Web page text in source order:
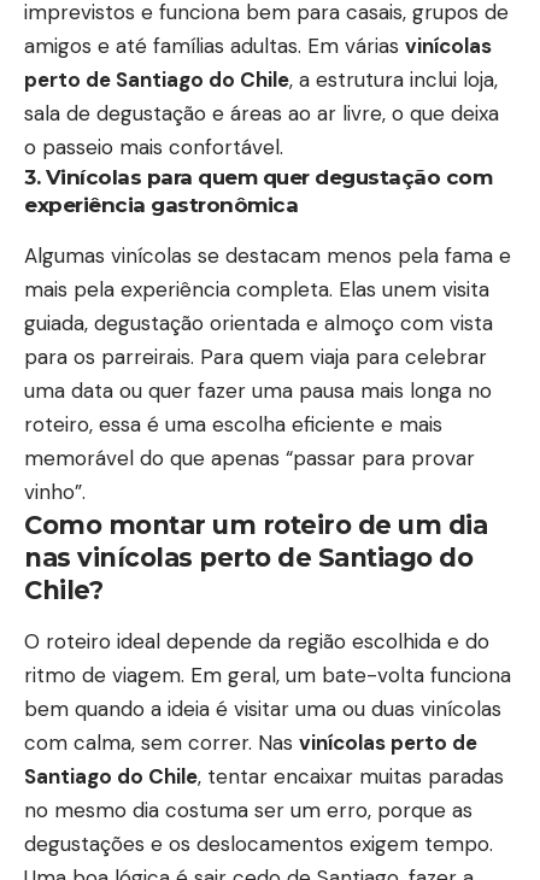
imprevistos e funciona bem para casais, grupos de
amigos e até famílias adultas. Em várias vinícolas
perto de Santiago do Chile, a estrutura inclui loja,
sala de degustação e áreas ao ar livre, o que deixa
o passeio mais confortável.
3. Vinícolas para quem quer degustação com
experiência gastronômica
Algumas vinícolas se destacam menos pela fama e
mais pela experiência completa. Elas unem visita
guiada, degustação orientada e almoço com vista
para os parreirais. Para quem viaja para celebrar
uma data ou quer fazer uma pausa mais longa no
roteiro, essa é uma escolha eficiente e mais
memorável do que apenas “passar para provar
vinho”.
Como montar um roteiro de um dia
nas vinícolas perto de Santiago do
Chile?
O roteiro ideal depende da região escolhida e do
ritmo de viagem. Em geral, um bate-volta funciona
bem quando a ideia é visitar uma ou duas vinícolas
com calma, sem correr. Nas vinícolas perto de
Santiago do Chile, tentar encaixar muitas paradas
no mesmo dia costuma ser um erro, porque as
degustações e os deslocamentos exigem tempo.